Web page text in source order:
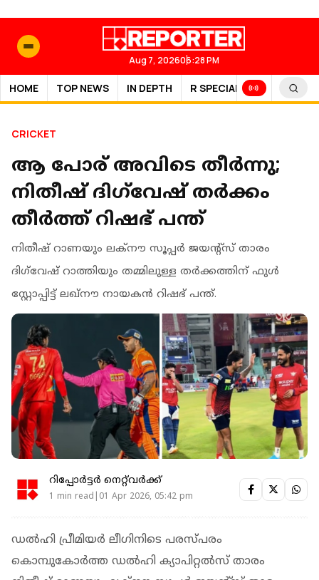
Aug 7, 202606:28 PM
HOME TOP NEWS IN DEPTH R SPECIAL SPORTS
CRICKET
ആ പോര് അവിടെ തീർന്നു;
നിതീഷ് ദിഗ്‌വേഷ് തർക്കം
തീർത്ത് റിഷഭ് പന്ത്
നിതീഷ് റാണയും ലക്നൗ സൂപ്പര്‍ ജയന്‍റ്സ് താരം
ദിഗ്‌വേഷ് റാത്തിയും തമ്മിലുള്ള തർക്കത്തിന് ഫുള്‍
സ്റ്റോപ്പിട്ട് ലഖ്‌നൗ നായകന്‍ റിഷഭ് പന്ത്.
റിപ്പോർട്ടർ നെറ്റ്‌വര്‍ക്ക്‌
1 min read|01 Apr 2026, 05:42 pm
ഡൽഹി പ്രീമിയർ ലീഗിനിടെ പരസ്പരം
കൊമ്പുകോർത്ത ഡല്‍ഹി ക്യാപിറ്റല്‍സ് താരം